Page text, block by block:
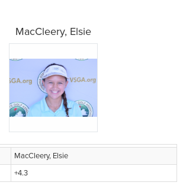
MacCleery, Elsie
MacCleery, Elsie
+4.3